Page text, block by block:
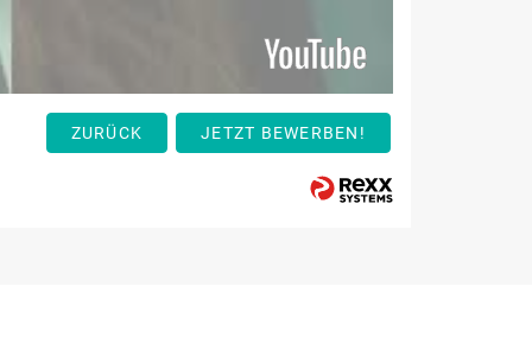
ZURÜCK JETZT BEWERBEN!